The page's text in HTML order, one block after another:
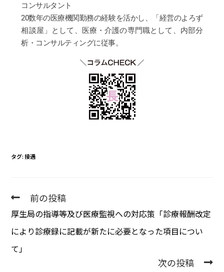
コンサルタント
20数年の医療機関勤務の経験を活かし、「経営のよろず
相談屋」として、医療・介護の専門職として、内部分
析・コンサルティングに従事。
タグ:接遇
前の投稿
厚生局の指導等及び医療監視への対応策「診療報酬改定
により診療録に記載が新たに必要となった項目につい
て」
次の投稿